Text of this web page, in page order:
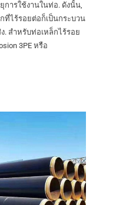
การใช้งานในท่อ. ดังนั้น,
ที่ไร้รอยต่อก็เป็นกระบวน
. สำหรับท่อเหล็กไร้รอย
3PE หรือ